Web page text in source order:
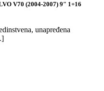
V70 (2004-2007) 9″ 1+16
unapređena